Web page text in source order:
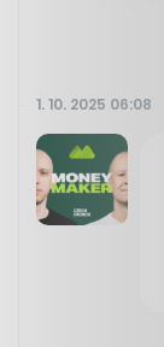
1. 10. 2025 06:08